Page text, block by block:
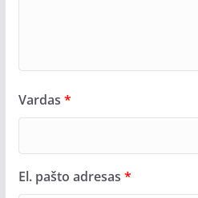
Vardas *
El. pašto adresas *